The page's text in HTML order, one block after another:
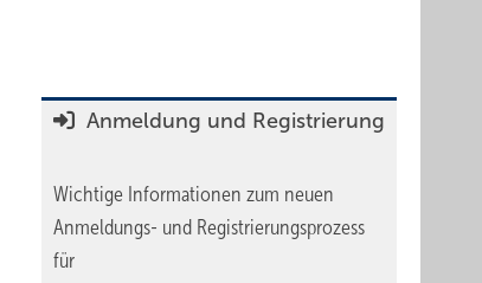
Anmeldung und Registrierung
Wichtige Informationen zum neuen
Anmeldungs- und Registrierungsprozess
für